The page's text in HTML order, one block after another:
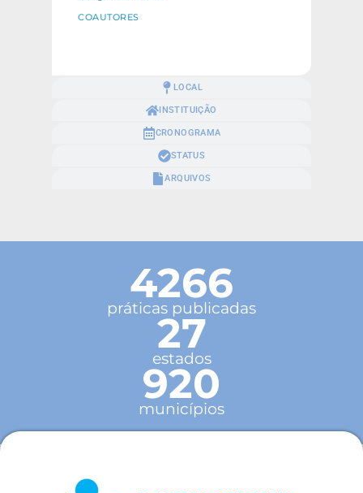
LOCAL
INSTITUIÇÃO
CRONOGRAMA
STATUS
ARQUIVOS
COAUTORES
4266
práticas publicadas
27
estados
920
municípios